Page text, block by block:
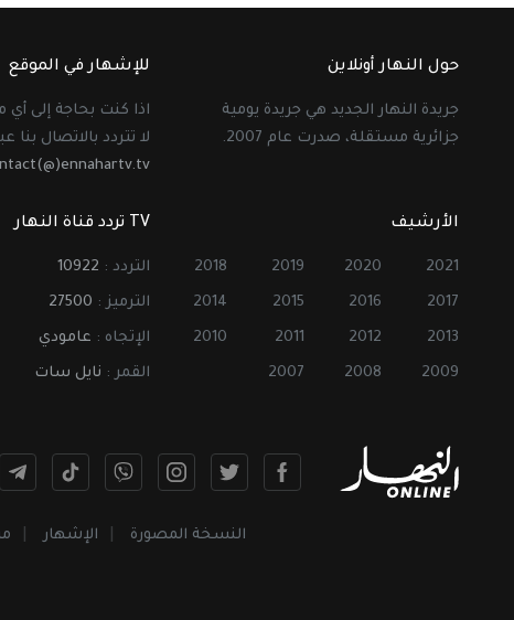
حول النهار أونلاين
جريدة النهار الجديد هي جريدة يومية
جزائرية مستقلة، صدرت عام 2007.
للإشهار في الموقع
اذا كنت بحاجة إلى
لا تتردد بالاتصال بنا
الأرشيف
2021
2020
2019
2018
2017
2016
2015
2014
2013
2012
2011
2010
2009
2008
2007
TV تردد قناة النهار
التردد : 10922
الترميز : 27500
الإتجاه : عامودي
القمر : نايل سات
النسخة المصورة الإشهار